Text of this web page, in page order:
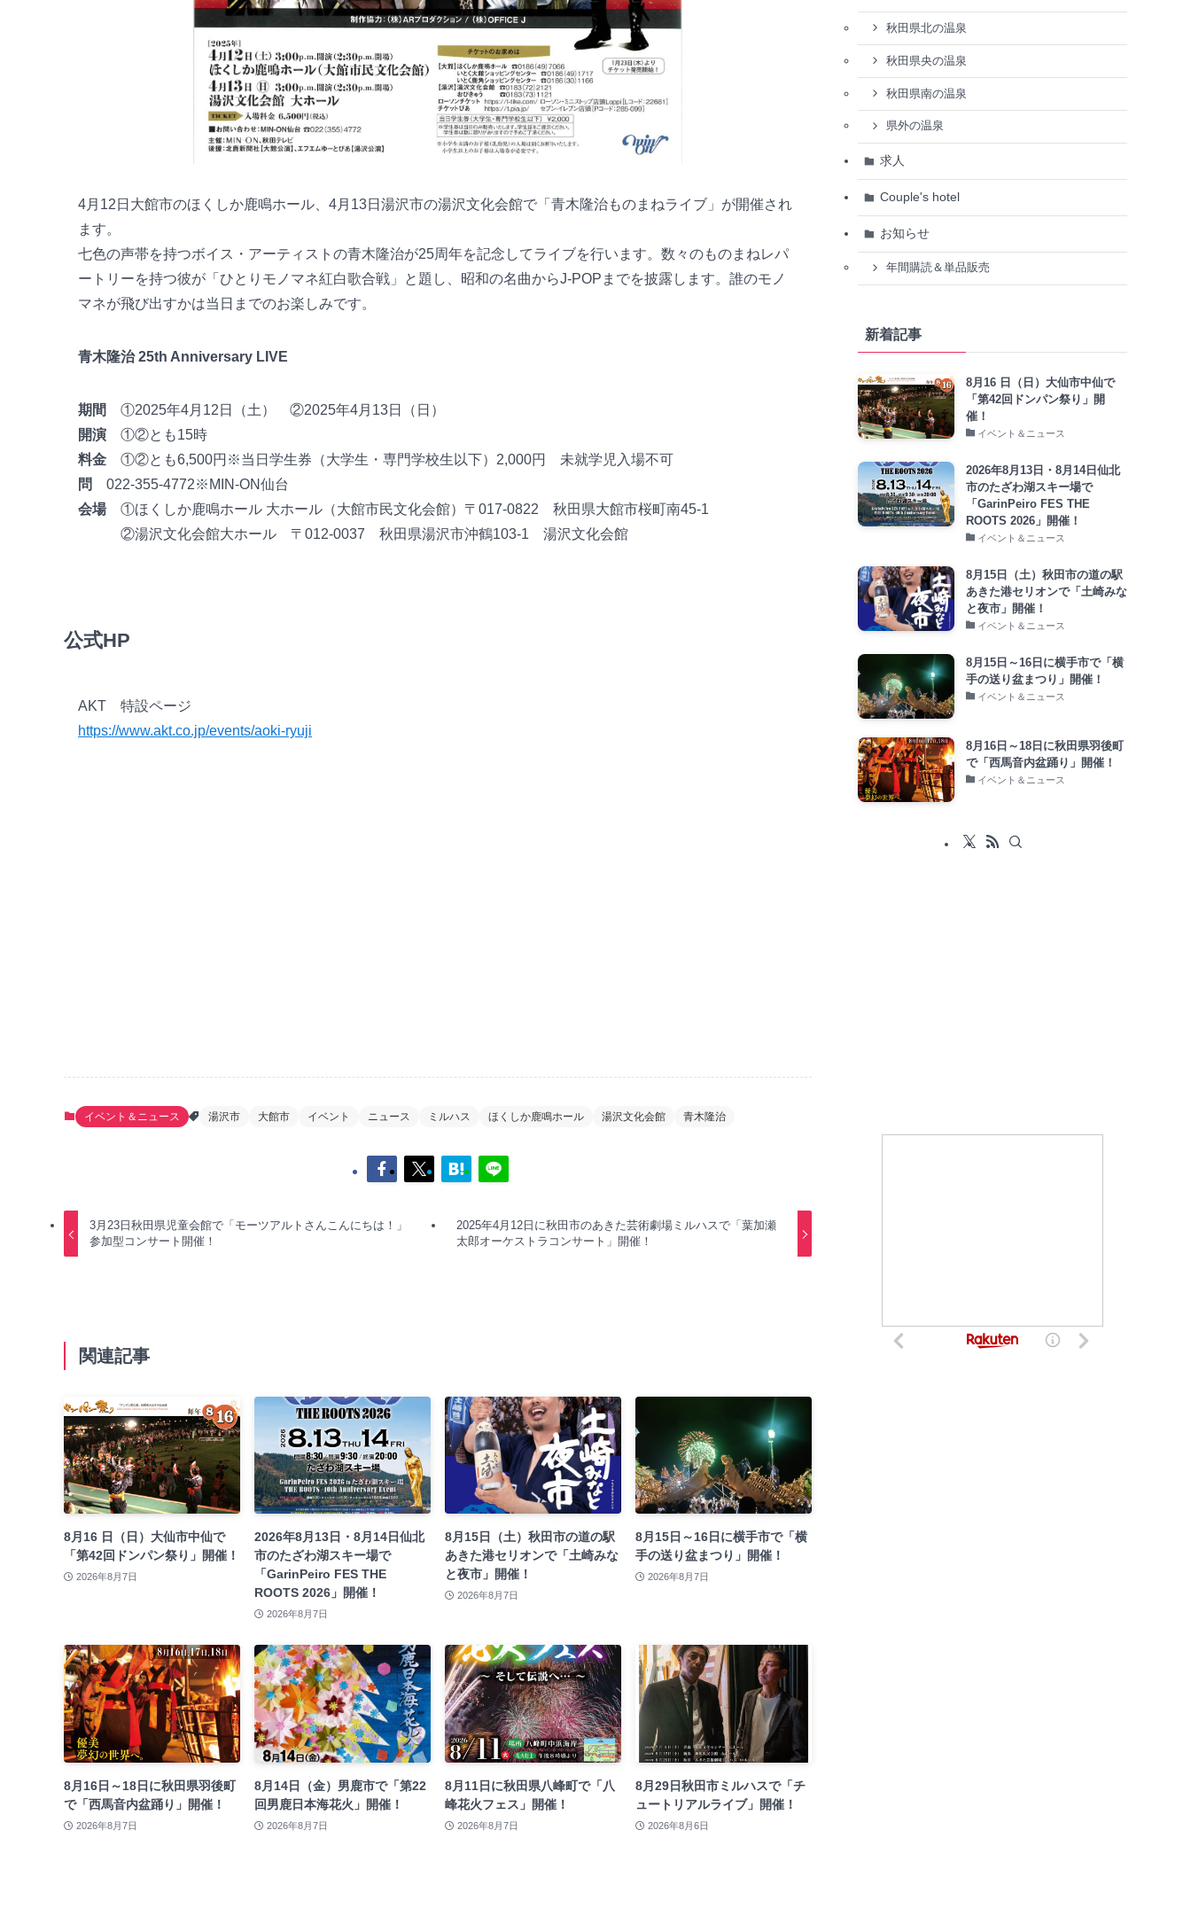
4月12日大館市のほくしか鹿鳴ホール、4月13日湯沢市の湯沢文化会館で「青木隆治ものまねライブ」が開催され
ます。
七色の声帯を持つボイス・アーティストの青木隆治が25周年を記念してライブを行います。数々のものまねレパ
ートリーを持つ彼が「ひとりモノマネ紅白歌合戦」と題し、昭和の名曲からJ-POPまでを披露します。誰のモノ
マネが飛び出すかは当日までのお楽しみです。
青木隆治 25th Anniversary LIVE
期間
①2025年4月12日（土） ②2025年4月13日（日）
開演 ①②とも15時
料金 ①②とも6,500円※当日学生券（大学生・専門学校生以下）2,000円 未就学児入場不可
問
022-355-4772※MIN-ON仙台
会場①ほくしか鹿鳴ホール 大ホール（大館市民文化会館）〒017-0822 秋田県大館市桜町南45-1
②湯沢文化会館大ホール 〒012-0037 秋田県湯沢市沖鶴103-1 湯沢文化会館
公式HP
AKT 特設ページ
https://www.akt.co.jp/events/aoki-ryuji
イベント＆ニュース 湯沢市 大館市 イベント ニュース ミルハス ほくしか鹿鳴ホール 湯沢文化会館 青木隆治
3月23日秋田県児童会館で「モーツアルトさんこんにちは！」
参加型コンサート開催！
2025年4月12日に秋田市のあきた芸術劇場ミルハスで「葉加瀬
太郎オーケストラコンサート」開催！
関連記事
8月16 日（日）大仙市中仙で
「第42回ドンパン祭り」開催！
2026年8月7日
2026年8月13日・8月14日仙北
市のたざわ湖スキー場で
「GarinPeiro FES THE
ROOTS 2026」開催！
2026年8月7日
8月15日（土）秋田市の道の駅
あきた港セリオンで「土崎みな
と夜市」開催！
2026年8月7日
8月15日～16日に横手市で「横
手の送り盆まつり」開催！
2026年8月7日
8月16日～18日に秋田県羽後町
で「西馬音内盆踊り」開催！
2026年8月7日
8月14日（金）男鹿市で「第22
回男鹿日本海花火」開催！
2026年8月7日
8月11日に秋田県八峰町で「八
峰花火フェス」開催！
2026年8月7日
8月29日秋田市ミルハスで「チ
ュートリアルライブ」開催！
2026年8月6日
秋田県北の温泉
秋田県央の温泉
秋田県南の温泉
県外の温泉
求人
Couple's hotel
お知らせ
年間購読＆単品販売
新着記事
8月16 日（日）大仙市中仙で
「第42回ドンパン祭り」開
催！
イベント＆ニュース
2026年8月13日・8月14日仙北
市のたざわ湖スキー場で
「GarinPeiro FES THE
ROOTS 2026」開催！
イベント＆ニュース
8月15日（土）秋田市の道の駅
あきた港セリオンで「土崎みな
と夜市」開催！
イベント＆ニュース
8月15日～16日に横手市で「横
手の送り盆まつり」開催！
イベント＆ニュース
8月16日～18日に秋田県羽後町
で「西馬音内盆踊り」開催！
イベント＆ニュース